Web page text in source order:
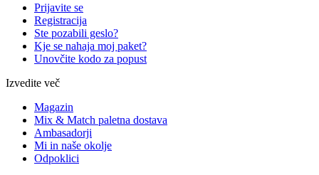
Prijavite se
Registracija
Ste pozabili geslo?
Kje se nahaja moj paket?
Unovčite kodo za popust
Izvedite več
Magazin
Mix & Match paletna dostava
Ambasadorji
Mi in naše okolje
Odpoklici